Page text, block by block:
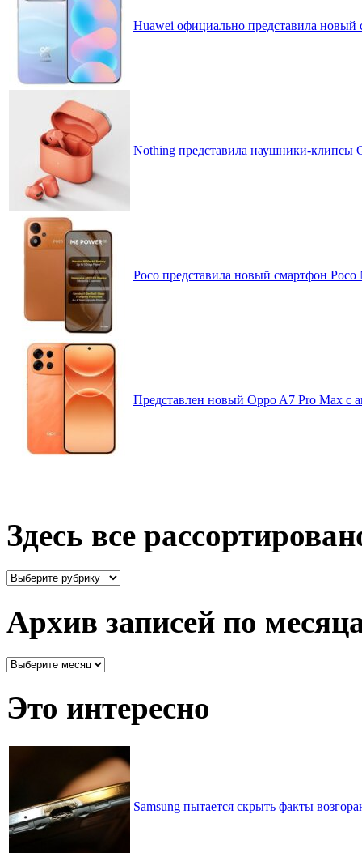
Huawei официально представила
Nothing представила наушники-клипсы
Poco представила новый смартфон
Представлен новый Oppo A7 Pro Max с
Здесь все
Здесь
Архив записей по
Архив
месяцам
Это интересно
Samsung пытается скрыть факты